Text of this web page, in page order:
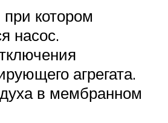
котором
насос.
агрегата.
в мембранном